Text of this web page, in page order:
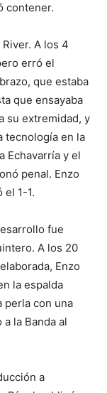
contener.
A los 4
erró el
que estaba
que ensayaba
su extremidad, y
tecnología en la
Echavarría y el
penal. Enzo
el 1-1.
fue
A los 20
Enzo
la espalda
perla con una
la Banda al
a